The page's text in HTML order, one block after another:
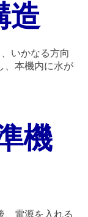
造
いかなる方向
、本機内に水が
機
、電源を入れる